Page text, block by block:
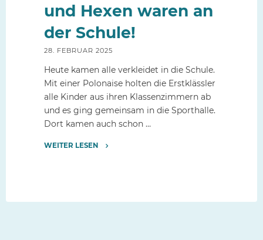
und Hexen waren an
der Schule!
28. FEBRUAR 2025
Heute kamen alle verkleidet in die Schule.
Mit einer Polonaise holten die Erstklässler
alle Kinder aus ihren Klassenzimmern ab
und es ging gemeinsam in die Sporthalle.
Dort kamen auch schon …
WEITER LESEN